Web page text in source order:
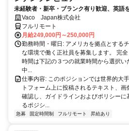
未経験者・新卒・ブランク有り歓迎、英語
完全リモート
Vaco Japan株式会社
フルリモート
月給249,000円～250,000円
勤務時間・曜日: アメリカを拠点とする
な環境で働く正社員を募集します。 完
時間は下記の３つの就業時間から選択い
中...
仕事内容: このポジションでは世界的大
トフォーム上に投稿されるテキスト、
確認し、ガイドラインおよびポリシー
るポジシ...
急募 固定時間制 フルリモート 昇給あり